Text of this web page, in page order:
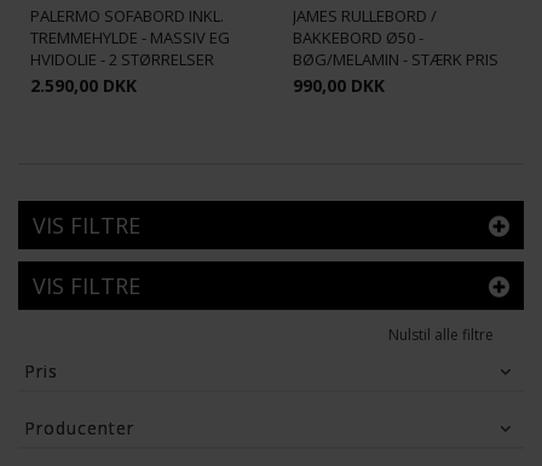
PALERMO SOFABORD INKL.
TREMMEHYLDE - MASSIV EG
HVIDOLIE - 2 STØRRELSER
2.590,00 DKK
JAMES RULLEBORD /
BAKKEBORD Ø50 -
BØG/MELAMIN - STÆRK PRIS
990,00 DKK
VIS FILTRE
VIS FILTRE
Nulstil alle filtre
Pris
Producenter